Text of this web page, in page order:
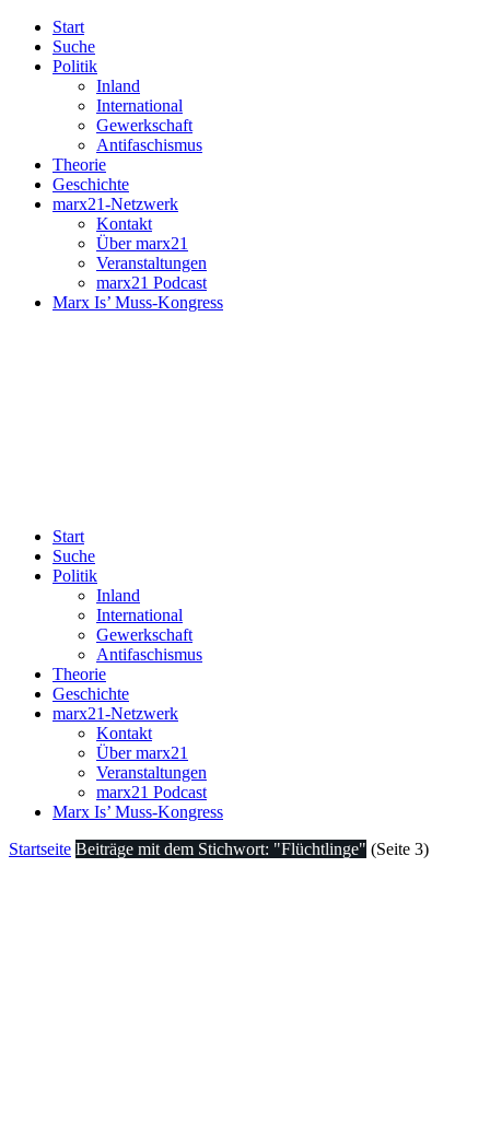
Start
Suche
Politik
Inland
International
Gewerkschaft
Antifaschismus
Theorie
Geschichte
marx21-Netzwerk
Kontakt
Über marx21
Veranstaltungen
marx21 Podcast
Marx Is’ Muss-Kongress
Start
Suche
Politik
Inland
International
Gewerkschaft
Antifaschismus
Theorie
Geschichte
marx21-Netzwerk
Kontakt
Über marx21
Veranstaltungen
marx21 Podcast
Marx Is’ Muss-Kongress
Startseite Beiträge mit dem Stichwort: "Flüchtlinge" (Seite 3)